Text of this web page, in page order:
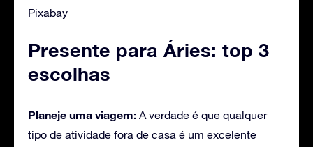
Pixabay
Presente para Áries: top 3
escolhas
Planeje uma viagem: A verdade é que qualquer
tipo de atividade fora de casa é um excelente